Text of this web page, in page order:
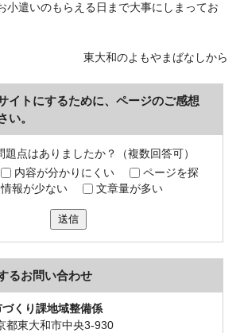
小遣いのもらえる日まで大事にしまってお
東大和のよもやまばなしから
イトにするために、ページのご感想
い。
題点はありましたか？（複数回答可）
内容が分かりにくい
ページを探
情報が少ない 文章量が多い
送信
るお問い合わせ
くり課地域整備係
東大和市中央3-930